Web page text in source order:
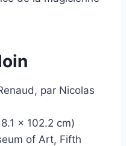
par Nicolas
x 102.2 cm)
of Art, Fifth